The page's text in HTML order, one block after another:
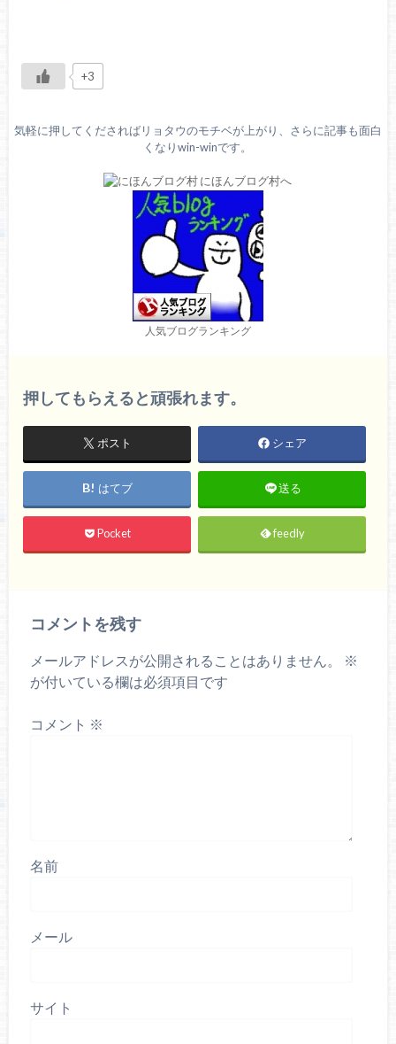
+3
気軽に押してくださればリョタウのモチベが上がり、さらに記事も面白
くなりwin-winです。
人気ブログランキング
押してもらえると頑張れます。
ポスト シェア
はてブ 送る
Pocket feedly
コメントを残す
メールアドレスが公開されることはありません。
※
が付いている欄は必須項目です
コメント ※
名前
メール
サイト